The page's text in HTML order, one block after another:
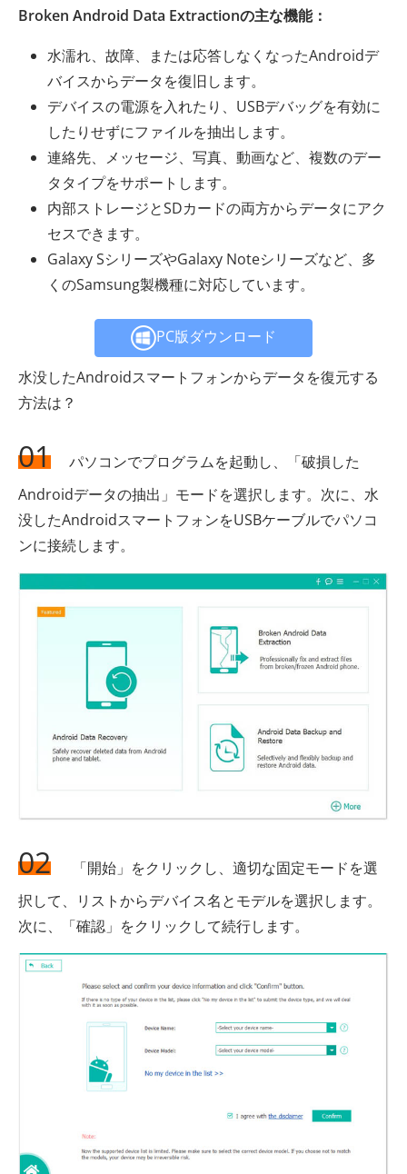
Broken Android Data Extractionの主な機能：
水濡れ、故障、または応答しなくなったAndroidデ
バイスからデータを復旧します。
デバイスの電源を入れたり、USBデバッグを有効に
したりせずにファイルを抽出します。
連絡先、メッセージ、写真、動画など、複数のデー
タタイプをサポートします。
内部ストレージとSDカードの両方からデータにアク
セスできます。
Galaxy SシリーズやGalaxy Noteシリーズなど、多
くのSamsung製機種に対応しています。
PC版ダウンロード
水没したAndroidスマートフォンからデータを復元する
方法は？
01
パソコンでプログラムを起動し、「破損した
Androidデータの抽出」モードを選択します。次に、水
没したAndroidスマートフォンをUSBケーブルでパソコ
ンに接続します。
02
「開始」をクリックし、適切な固定モードを選
択して、リストからデバイス名とモデルを選択します。
次に、「確認」をクリックして続行します。